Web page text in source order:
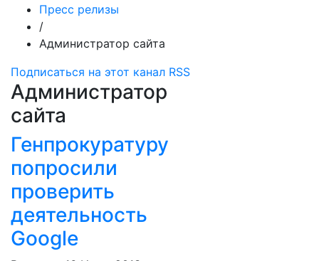
Пресс релизы
/
Администратор сайта
Подписаться на этот канал RSS
Администратор
сайта
Генпрокуратуру
попросили
проверить
деятельность
Google